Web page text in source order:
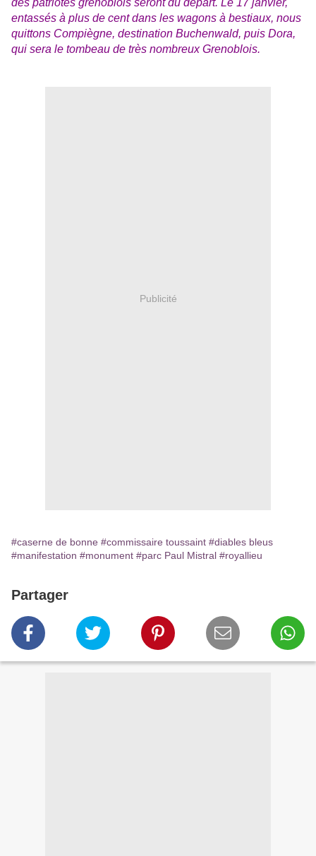
des patriotes grenoblois seront du départ. Le 17 janvier,
entassés à plus de cent dans les wagons à bestiaux, nous
quittons Compiègne, destination Buchenwald, puis Dora,
qui sera le tombeau de très nombreux Grenoblois.
Publicité
#caserne de bonne #commissaire toussaint #diables bleus
#manifestation #monument #parc Paul Mistral #royallieu
Partager